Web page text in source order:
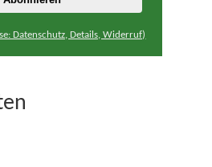
Datenschutz, Details, Widerruf)